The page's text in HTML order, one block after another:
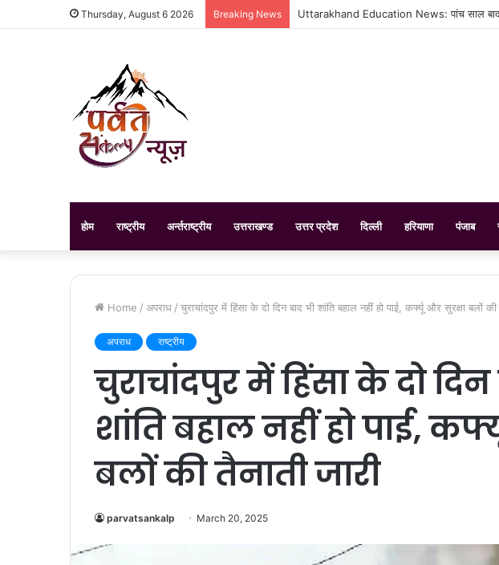
Thursday, August 6 2026 Breaking News Uttarakhand Education News: पांच साल बाद
होम राष्ट्रीय अर्न्तराष्ट्रीय उत्तराखण्ड उत्तर प्रदेश दिल्ली हरियाणा पंजाब
Home / अपराध / चुराचांदपुर में हिंसा के दो दिन बाद भी शांति बहाल नहीं हो पाई, कर्फ्यू और सुरक्षा बलों की
अपराध राष्ट्रीय
चुराचांदपुर में हिंसा के दो दिन
शांति बहाल नहीं हो पाई,
बलों की तैनाती जारी
parvatsankalp March 20, 2025